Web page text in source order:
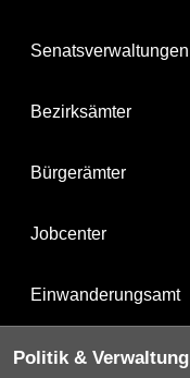
Senatsverwaltungen
Bezirksämter
Bürgerämter
Jobcenter
Einwanderungsamt
Politik & Verwaltung